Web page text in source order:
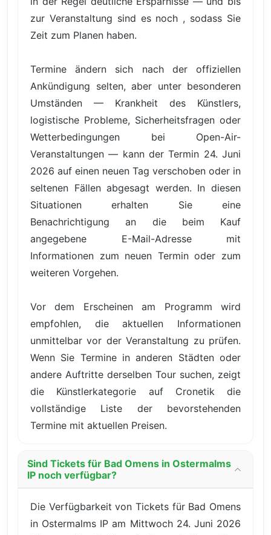
zur Veranstaltung sind es noch , sodass Sie
Zeit zum Planen haben.
Termine ändern sich nach der offiziellen
Ankündigung selten, aber unter besonderen
Umständen — Krankheit des Künstlers,
logistische Probleme, Sicherheitsfragen oder
Wetterbedingungen bei Open-Air-
Veranstaltungen — kann der Termin 24. Juni
2026 auf einen neuen Tag verschoben oder in
seltenen Fällen abgesagt werden. In diesen
Situationen erhalten Sie eine
Benachrichtigung an die beim Kauf
angegebene E-Mail-Adresse mit
Informationen zum neuen Termin oder zum
weiteren Vorgehen.
Vor dem Erscheinen am Programm wird
empfohlen, die aktuellen Informationen
unmittelbar vor der Veranstaltung zu prüfen.
Wenn Sie Termine in anderen Städten oder
andere Auftritte derselben Tour suchen, zeigt
die Künstlerkategorie auf Cronetik die
vollständige Liste der bevorstehenden
Termine mit aktuellen Preisen.
Sind Tickets für Bad Omens in Ostermalms
IP noch verfügbar?
Die Verfügbarkeit von Tickets für Bad Omens
in Ostermalms IP am Mittwoch 24. Juni 2026